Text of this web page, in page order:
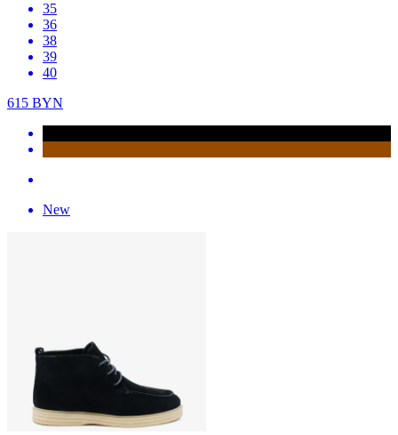
35
36
38
39
40
615 BYN
New